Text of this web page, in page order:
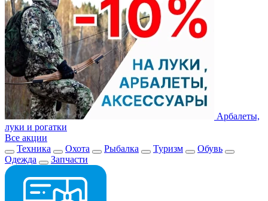
Арбалеты,
луки и рогатки
Все акции
Техника
Охота Рыбалка Туризм
Обувь
Одежда
Запчасти